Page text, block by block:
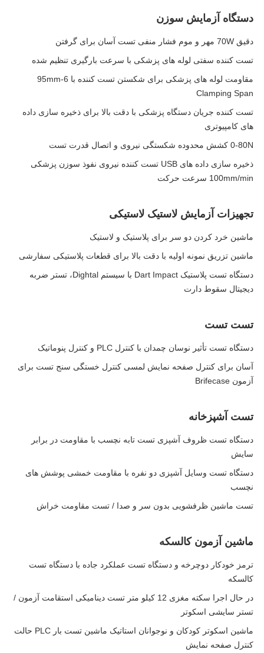
دستگاه آزمایش سوزن
دقيق 70W مهر و موم فشار منفی تست آسان برای گرفتن
تست کننده سفتی لوله های پزشکی با سرعت بارگیری تنظیم شده
مقاومت لوله های پزشکی برای شکستن تست کننده با 6-95mm
Clamping Span
تست کننده جریان دستگاه پزشکی با دقت بالا برای ذخیره سازی داده
های کامپیوتری
0-80N کشش محدوده شکستگی نیروی و اتصال قدرت تست
ذخیره سازی داده های USB تست کننده نیروی نفوذ سوزن پزشکی
100mm/min سرعت حرکت
تجهیزات آزمایش لاستیک لاستیکی
ماشین خرد کردن دو سر برای پلاستیک و لاستیک
ماشین تزریق نمونه اولیه با دقت بالا برای قطعات پلاستیکی سفارشی
دستگاه تست پلاستیک Dart Impact با سیستم Dightal، تستر ضربه
دیجیتال سقوط دارت
تست تست
دستگاه تست تأثیر نوسان چمدان با کنترل PLC و کنترل پنوماتیک
آسان برای کنترل صفحه نمایش لمسی کنترل خستگی سنج تست برای
آزمون Brifecase
تست آشپزخانه
دستگاه تست ظروف آشپزی تست تابه نچسب با مقاومت در برابر
سایش
دستگاه تست وسایل آشپزی دو نفره با مقاومت خمشی پوشش های
نچسب
تست ماشین ظرفشویی بدون سر و صدا / تست مقاومت خراش
ماشین آزمون کالسکه
ترمز خودکار دوچرخه و دستگاه تست عملکرد جاده با دستگاه تست
کالسکه
در حال اجرا سکته مغزی 12 کیلو متر تست دینامیکی استقامت آزمون /
تستر سایشی اسکوتر
ماشین اسکوتر کودکان و نوجوانان استاتیک ماشین تست بار PLC حالت
کنترل صفحه نمایش